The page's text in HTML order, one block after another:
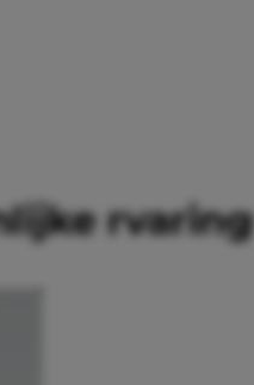
rvaring